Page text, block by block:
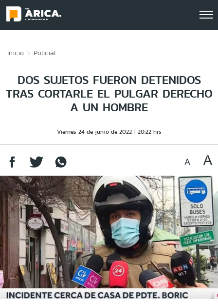
Inicio Policial
DOS SUJETOS FUERON DETENIDOS
TRAS CORTARLE EL PULGAR DERECHO
A UN HOMBRE
Viernes 24 de junio de 2022 20:22 hrs